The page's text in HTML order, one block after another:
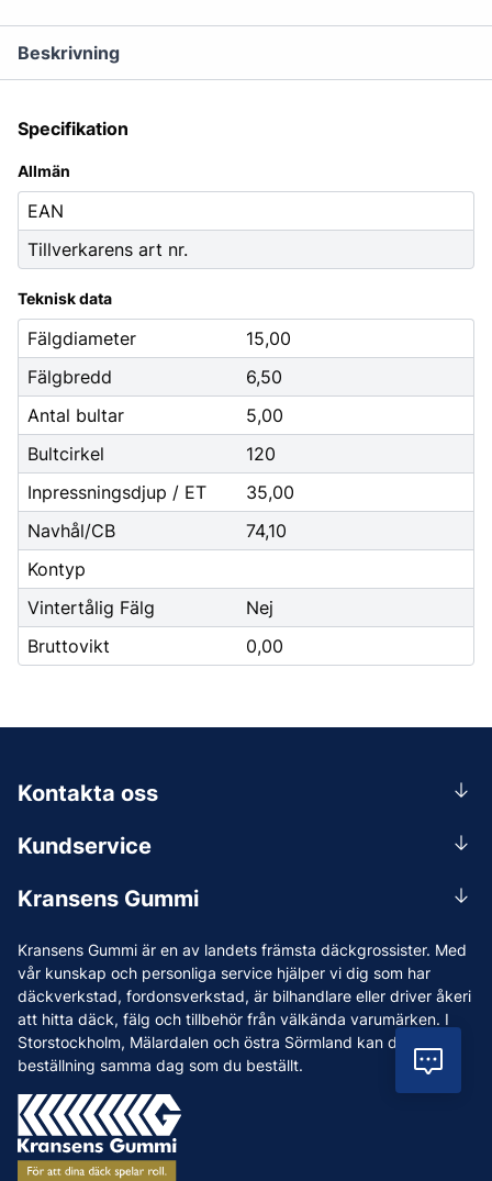
Beskrivning
Specifikation
Allmän
EAN
Tillverkarens art nr.
Teknisk data
Fälgdiameter
15,00
Fälgbredd
6,50
Antal bultar
5,00
Bultcirkel
120
Inpressningsdjup / ET
35,00
Navhål/CB
74,10
Kontyp
Vintertålig Fälg
Nej
Bruttovikt
0,00
Kransens Gummi är en av landets främsta däckgrossister. Med
vår kunskap och personliga service hjälper vi dig som har
däckverkstad, fordonsverkstad, är bilhandlare eller driver åkeri
att hitta däck, fälg och tillbehör från välkända varumärken. I
Storstockholm, Mälardalen och östra Sörmland kan du ha din
beställning samma dag som du beställt.
Kundservice
Leverans
Reklamation & återköp
Betalning & faktura
Köpvillkor
Vanliga frågor och svar
Kransens Gummi
Vi som jobbar på Kransens Gummi
Jobba hos oss
Nyheter
Tips & Råd
Varumärken
Våra Verkstäder
Kontakta oss
0156-409 00
Mån-Tors 07.30-16:30, Fre 07.30-15.00.
Lunchstängt 12:00-12:30